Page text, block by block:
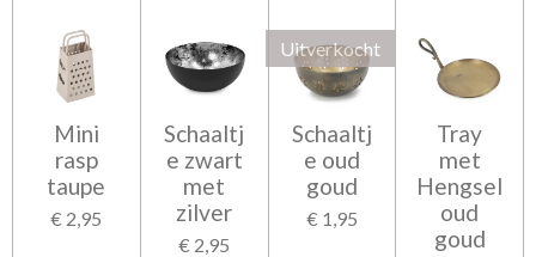
Mini
rasp
taupe
€ 2,95
Schaaltj
e zwart
met
zilver
€ 2,95
Uitverkocht
Schaaltj
e oud
goud
€ 1,95
Tray
met
Hengsel
oud
goud